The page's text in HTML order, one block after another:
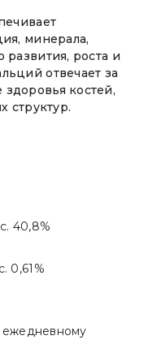
минерала,
роста и
отвечает за
костей,
структур.
40,8%
0,61%
ежедневному